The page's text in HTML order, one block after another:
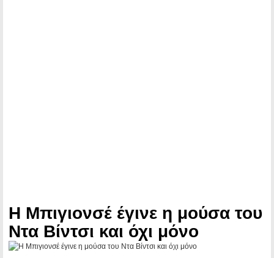
Η Mπιγιονσέ έγινε η μούσα του
Ντα Βίντσι και όχι μόνο